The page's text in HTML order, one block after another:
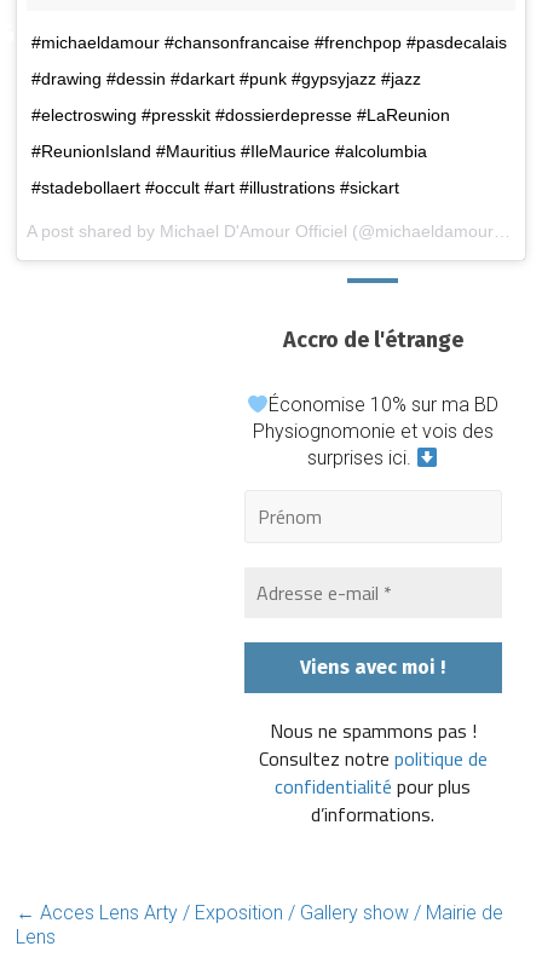
#michaeldamour #chansonfrancaise #frenchpop #pasdecalais
#drawing #dessin #darkart #punk #gypsyjazz #jazz
#electroswing #presskit #dossierdepresse #LaReunion
#ReunionIsland #Mauritius #IleMaurice #alcolumbia
#stadebollaert #occult #art #illustrations #sickart
A post shared by Michael D'Amour Officiel (@michaeldamourartrock) on
Accro de l'étrange
Économise 10% sur ma BD
Physiognomonie et vois des
surprises ici.
Nous ne spammons pas !
Consultez notre politique de
confidentialité pour plus
d’informations.
← Acces Lens Arty / Exposition / Gallery show / Mairie de
Lens